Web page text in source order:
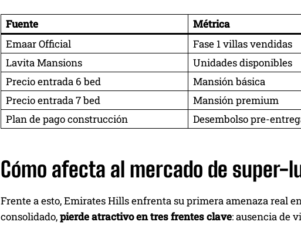
Fuente Métrica
Emaar Official
Fase 1 villas vendidas
Lavita Mansions
Unidades disponibles
Precio entrada 6 bed
Mansión básica
Precio entrada 7 bed
Mansión premium
Plan de pago construcción
Desembolso pre-
Cómo afecta al mercado de super-
Frente a esto, Emirates Hills enfrenta su primera amenaza real
consolidado,pierde atractivo en tres frentes clave: ausencia de